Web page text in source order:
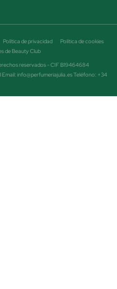
reservados - CIF B19464684
Política de privacidad
Política de cookies
de Beauty Club
Email: info@perfumeriajulia.es Teléfono: +34